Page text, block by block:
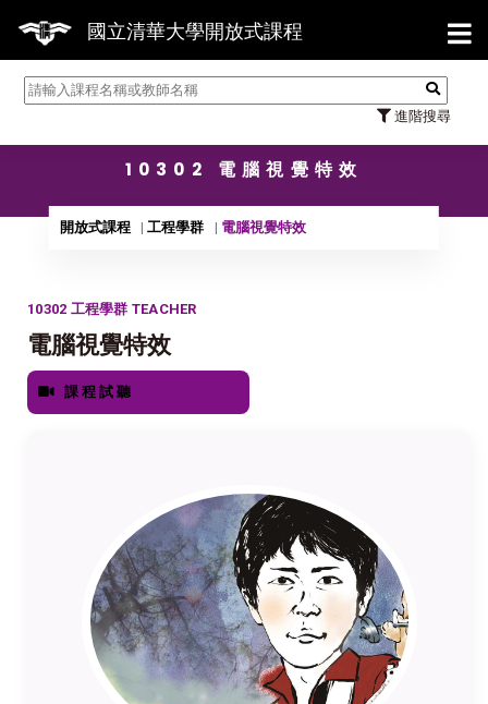
國立清華大學開放式課程
進階搜尋
【7/
10302 電腦視覺特效
開放式課程 工程學群 電腦視覺特效
10302 工程學群 TEACHER
電腦視覺特效
課程試聽